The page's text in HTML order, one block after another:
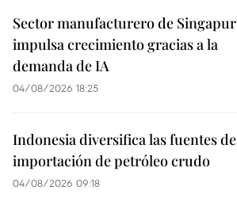
Sector manufacturero de Singapur
impulsa crecimiento gracias a la
demanda de IA
04/08/2026 18:25
Indonesia diversifica las fuentes de
importación de petróleo crudo
04/08/2026 09:18